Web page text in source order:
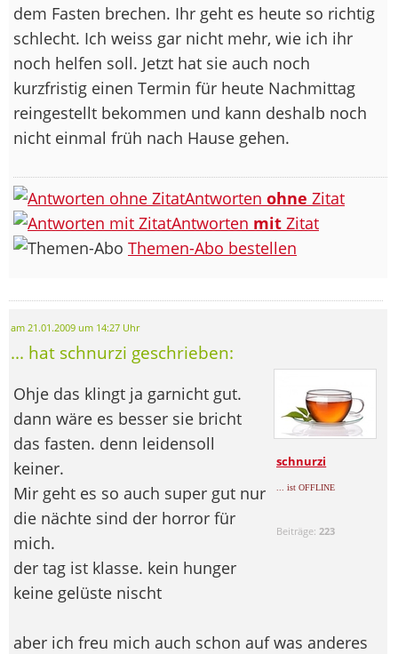
dem Fasten brechen. Ihr geht es heute so richtig
schlecht. Ich weiss gar nicht mehr, wie ich ihr
noch helfen soll. Jetzt hat sie auch noch
kurzfristig einen Termin für heute Nachmittag
reingestellt bekommen und kann deshalb noch
nicht einmal früh nach Hause gehen.
Antworten ohne Zitat
Antworten mit Zitat
Themen-Abo bestellen
am 21.01.2009 um 14:27 Uhr
... hat schnurzi geschrieben:
schnurzi
... ist OFFLINE
Beiträge: 223
Ohje das klingt ja garnicht gut.
dann wäre es besser sie bricht
das fasten. denn leidensoll
keiner.
Mir geht es so auch super gut nur
die nächte sind der horror für
mich.
der tag ist klasse. kein hunger
keine gelüste nischt
aber ich freu mich auch schon auf was anderes